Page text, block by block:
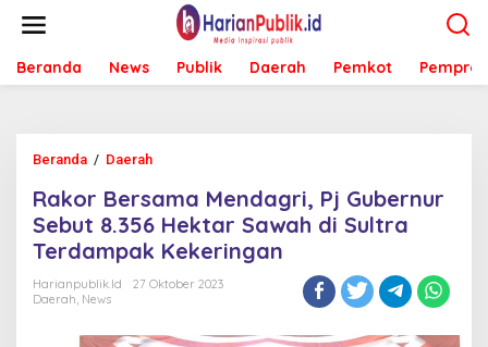
t
Beranda News Publik Daerah Pemkot Pemprov
Beranda / Daerah
k
B
e
a
Rakor Bersama Mendagri, Pj Gubernur
Sebut 8.356 Hektar Sawah di Sultra
Terdampak Kekeringan
Harianpublik.id
27 Oktober 2023
Daerah, News